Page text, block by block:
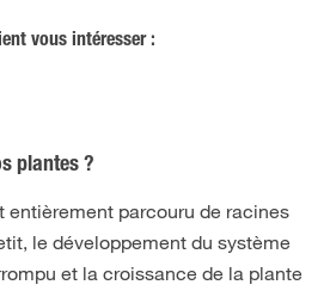
vous intéresser :
plantes ?
entièrement parcouru de racines
le développement du système
et la croissance de la plante